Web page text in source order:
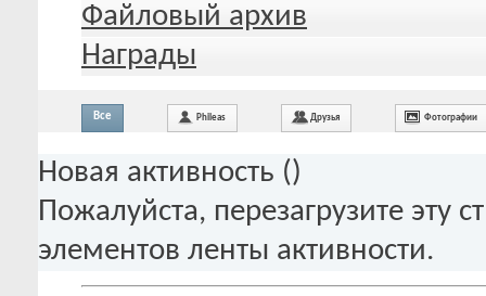
Файловый архив
Награды
Все Phileas Друзья Фотографии
Новая активность ()
Пожалуйста, перезагрузите эту
элементов ленты активности.